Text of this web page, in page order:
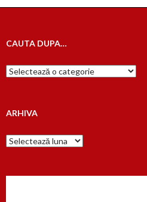
CAUTA DUPA…
Cauta
dupa…
ARHIVA
Arhiva